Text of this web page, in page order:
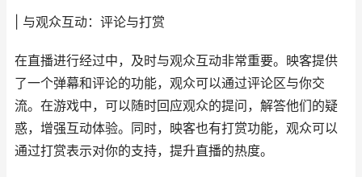
| 与观众互动：评论与打赏
在直播进行经过中，及时与观众互动非常重要。映客提供
了一个弹幕和评论的功能，观众可以通过评论区与你交
流。在游戏中，可以随时回应观众的提问，解答他们的疑
惑，增强互动体验。同时，映客也有打赏功能，观众可以
通过打赏表示对你的支持，提升直播的热度。